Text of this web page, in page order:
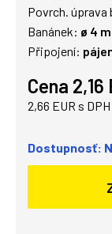
Povrch. úprava
Banánek: ø 4
Připojení:
Cena 2,16
2,66 EUR s DPH
Dostupnosť: